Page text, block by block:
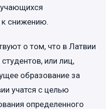
снижению.
о том, что в Латвии
или лиц,
образование за
учатся с целью
определенного